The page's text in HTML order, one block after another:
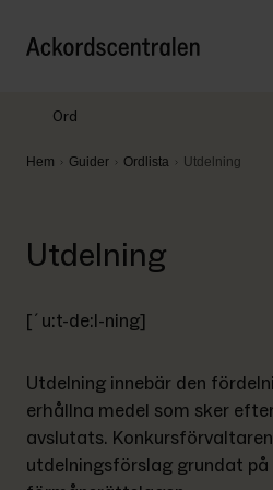
Hem Guider Ordlista Utdelning
Ord
Utdelning
[´u:t-de:l-ning]
Utdelning innebär den
erhållna medel som sker
avslutats.
utdelningsförslag grundat